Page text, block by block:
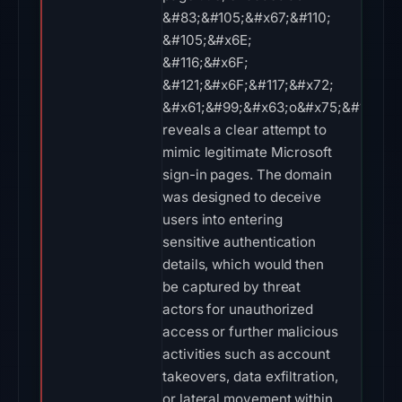
&#83;&#105;&#x67;&#110;
&#105;&#x6E;
&#116;&#x6F;
&#121;&#x6F;&#117;&#x72;
reveals a clear attempt to
mimic legitimate Microsoft
sign-in pages. The domain
was designed to deceive
users into entering
sensitive authentication
details, which would then
be captured by threat
actors for unauthorized
access or further malicious
activities such as account
takeovers, data exfiltration,